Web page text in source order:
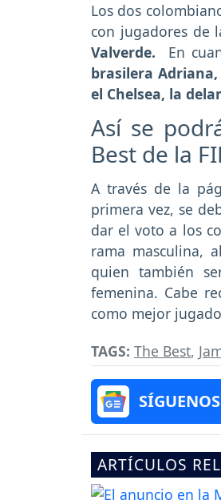
Los dos
con jugadores de
Valverde. En
brasilera
el Chelsea, la
Así se
Best de la
A través de la
primera vez, se
dar el voto a los
rama masculina,
quien también
femenina. Cabe
como mejor
TAGS: The Best,
ARTÍCULOS